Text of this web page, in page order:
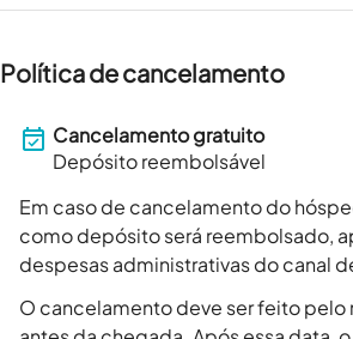
Política de cancelamento
Cancelamento gratuito
Depósito reembolsável
Em caso de cancelamento do
como depósito será reembolsado,
despesas administrativas do canal
O cancelamento deve ser feito pelo